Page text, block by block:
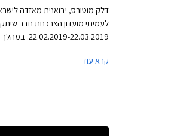
דלק מוטורס, יבואנית מאזדה
לעמיתי מועדון הצרכנות חבר
22.02.2019-
נוסף ללא תוספת תשלום. בנוסף
קרא עוד